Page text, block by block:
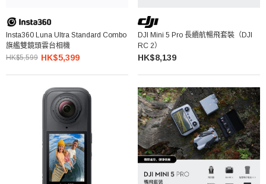
Insta360 Luna Ultra Standard Combo
旗艦雙鏡頭雲台相機
HK$5,599 HK$5,399
DJI Mini 5 Pro 長續航暢飛套裝（DJI
RC 2）
HK$8,139